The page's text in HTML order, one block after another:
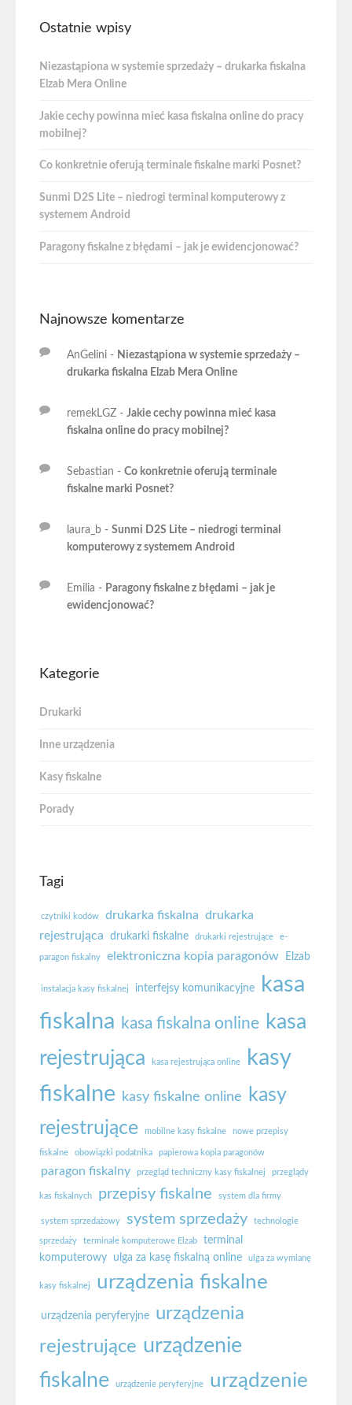
Ostatnie wpisy
Niezastąpiona w systemie sprzedaży – drukarka fiskalna
Elzab Mera Online
Jakie cechy powinna mieć kasa fiskalna online do pracy
mobilnej?
Co konkretnie oferują terminale fiskalne marki Posnet?
Sunmi D2S Lite – niedrogi terminal komputerowy z
systemem Android
Paragony fiskalne z błędami – jak je ewidencjonować?
Najnowsze komentarze
AnGelini - Niezastąpiona w systemie sprzedaży –
drukarka fiskalna Elzab Mera Online
remekLGZ - Jakie cechy powinna mieć kasa
fiskalna online do pracy mobilnej?
Sebastian - Co konkretnie oferują terminale
fiskalne marki Posnet?
laura_b - Sunmi D2S Lite – niedrogi terminal
komputerowy z systemem Android
Emilia - Paragony fiskalne z błędami – jak je
ewidencjonować?
Kategorie
Drukarki
Inne urządzenia
Kasy fiskalne
Porady
Tagi
czytniki kodów drukarka fiskalna drukarka
rejestrująca
drukarki fiskalne drukarki rejestrujące e-
paragon fiskalny elektroniczna kopia paragonów Elzab
instalacja kasy fiskalnej interfejsy komunikacyjne
kasa
fiskalna kasa fiskalna online kasa
rejestrująca
kasa rejestrująca online
kasy
fiskalne kasy fiskalne online
kasy
rejestrujące
mobilne kasy fiskalne nowe przepisy
fiskalne obowiązki podatnika papierowa kopia paragonów
paragon fiskalny przegląd techniczny kasy fiskalnej przeglądy
kas fiskalnych przepisy fiskalne system dla firmy
system sprzedażowy system sprzedaży technologie
sprzedaży terminale komputerowe Elzab
terminal
komputerowy
ulga za kasę fiskalną online ulga za wymianę
kasy fiskalnej urządzenia fiskalne
urządzenia peryferyjne
urządzenia
rejestrujące urządzenie
fiskalne
urządzenie peryferyjne
urządzenie